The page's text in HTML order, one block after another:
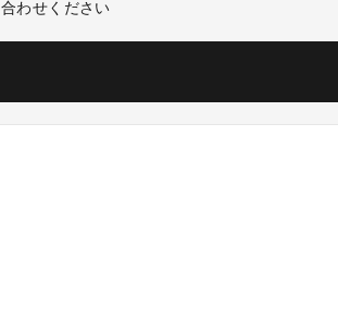
わせください